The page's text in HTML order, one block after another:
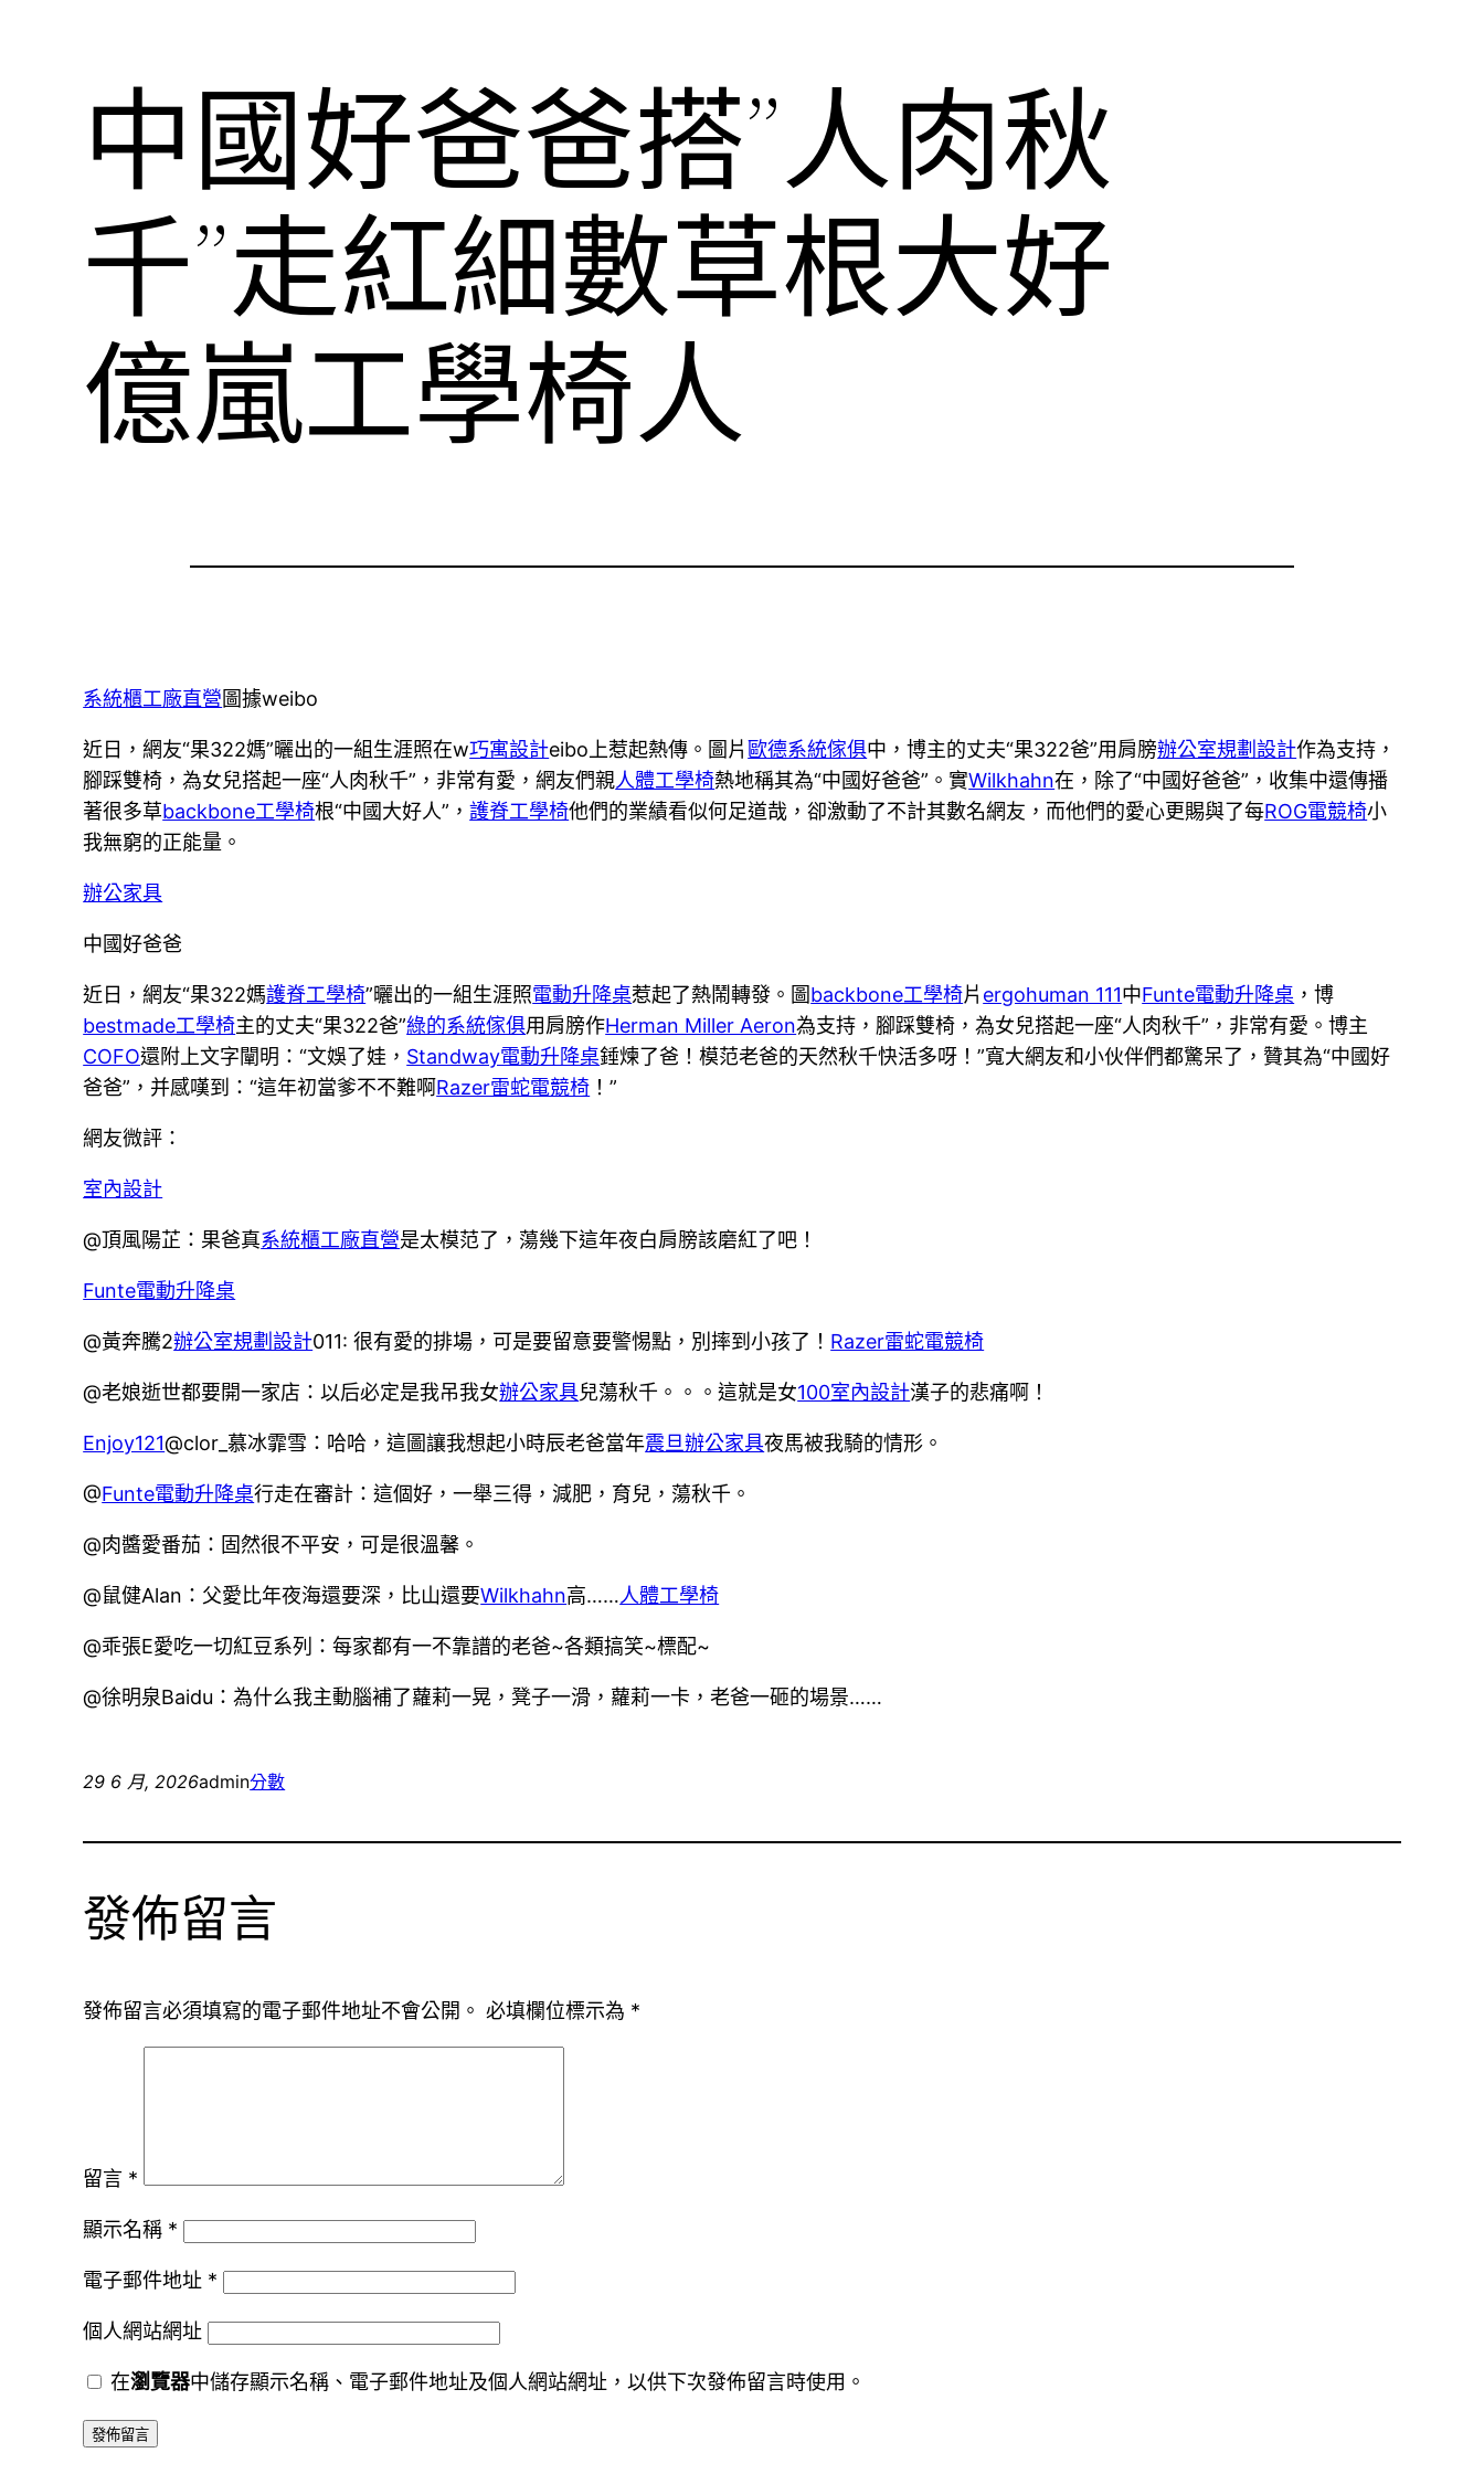
中國好爸爸搭”人肉秋
千”走紅細數草根大好
億嵐工學椅人
系統櫃工廠直營圖據weibo
近日，網友“果322媽”曬出的一組生涯照在w巧寓設計eibo上惹起熱傳。圖片 歐德系統傢俱中，博主的丈夫“果322爸”用肩膀辦公室規劃設計作為支持，
腳踩雙椅，為女兒搭起一座“人肉秋千”，非常有愛，網友們親人體工學椅熱地稱其為“中國好爸爸”。實Wilkhahn在，除了“中國好爸爸”，收集中還傳播
著很多草backbone工學椅根“中國大好人”，護脊工學椅他們的業績看似何足道哉，卻激動了不計其數名網友，而他們的愛心更賜與了每ROG電競椅小
我無窮的正能量。
辦公家具
中國好爸爸
近日，網友“果322媽護脊工學椅”曬出的一組生涯照電動升降桌惹起了熱鬧轉發。圖backbone工學椅片 ergohuman 111中Funte電動升降桌 ，博
bestmade工學椅主的丈夫“果322爸”綠的系統傢俱用肩膀作Herman Miller Aeron為支持，腳踩雙椅，為女兒搭起一座“人肉秋千”，非常有愛。博主
COFO還附上文字闡明：“文娛了娃， Standway電動升降桌錘煉了爸！模范老爸的天然秋千快活多呀！”寬大網友和小伙伴們都驚呆了，贊其為“中國好
爸爸”，并感嘆到：“這年初當爹不不難啊Razer雷蛇電競椅 ！”
網友微評：
室內設計
@頂風陽芷：果爸真系統櫃工廠直營是太模范了，蕩幾下這年夜白肩膀該磨紅了吧！
Funte電動升降桌
@黃奔騰2辦公室規劃設計011: 很有愛的排場，可是要留意要警惕點，別摔到小孩了！ Razer雷蛇電競椅
@老娘逝世都要開一家店：以后必定是我吊我女辦公家具兒蕩秋千。。。這就是女100室內設計漢子的悲痛啊！
Enjoy121@clor_慕冰霏雪：哈哈，這圖讓我想起小時辰老爸當年震旦辦公家具夜馬被我騎的情形。
@Funte電動升降桌行走在審計：這個好，一舉三得，減肥，育兒，蕩秋千。
@肉醬愛番茄：固然很不平安，可是很溫馨。
@鼠健Alan：父愛比年夜海還要深，比山還要Wilkhahn高……人體工學椅
@乖張E愛吃一切紅豆系列：每家都有一不靠譜的老爸~各類搞笑~標配~
@徐明泉Baidu：為什么我主動腦補了蘿莉一晃，凳子一滑，蘿莉一卡，老爸一砸的場景……
29 6 月, 2026admin分數
發佈留言
發佈留言必須填寫的電子郵件地址不會公開。 必填欄位標示為 *
留言 *
顯示名稱 *
電子郵件地址 *
個人網站網址
在瀏覽器中儲存顯示名稱、電子郵件地址及個人網站網址，以供下次發佈留言時使用。